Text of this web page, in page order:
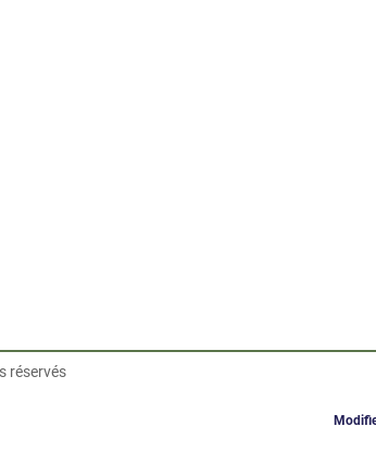
réservés